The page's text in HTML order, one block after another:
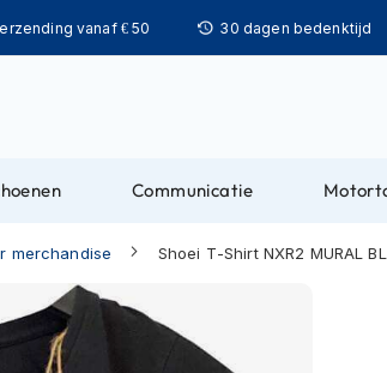
vanaf € 50 30 dagen bedenktijd
Communicatie
merchandise Shoei T-Shirt NXR2 MURAL